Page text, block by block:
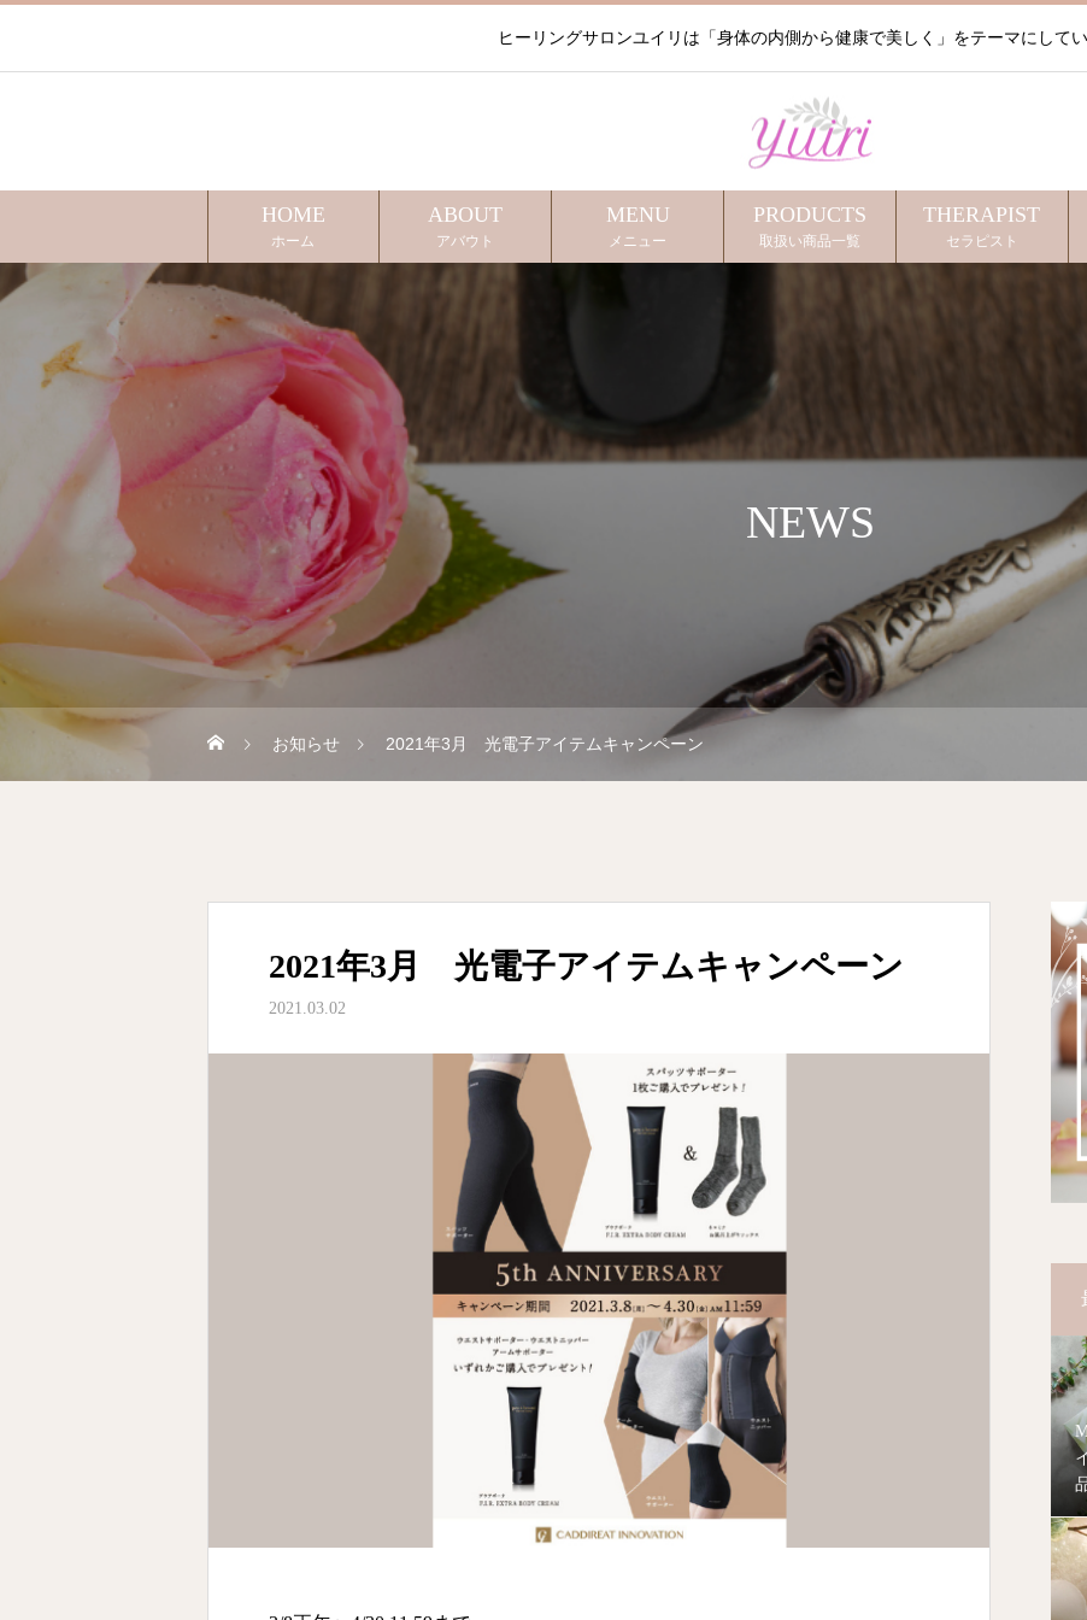
ヒーリングサロンユイリは「身体の内側から健康で美しく」をテーマにして
HOME
ホーム
ABOUT
アバウト
MENU
メニュー
PRODUCTS
取扱い商品一覧
THERAPIST
セラピスト
NEWS
お知らせ 2021年3月 光電子アイテムキャンペーン
2021年3月 光電子アイテムキャンペーン
2021.03.02